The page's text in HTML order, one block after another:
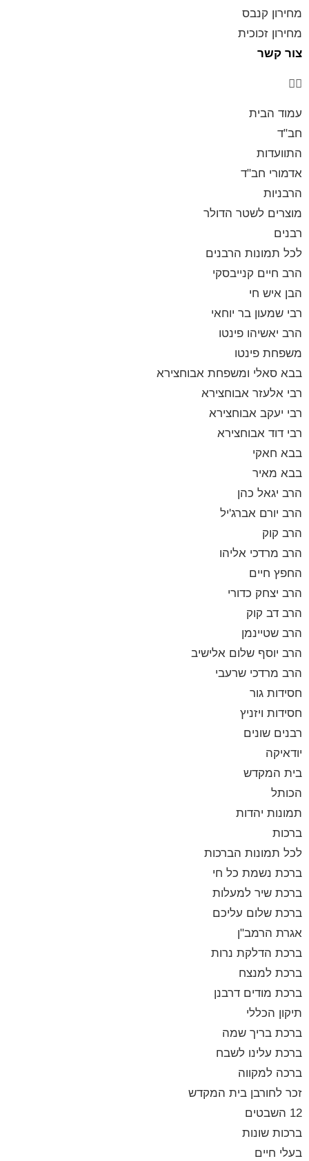
מחירון קנבס
מחירון זכוכית
צור קשר
עמוד הבית
חב"ד
התוועדות
אדמורי חב"ד
הרבניות
מוצרים לשטר הדולר
רבנים
לכל תמונות הרבנים
הרב חיים קנייבסקי
הבן איש חי
רבי שמעון בר יוחאי
הרב יאשיהו פינטו
משפחת פינטו
בבא סאלי ומשפחת אבוחצירא
רבי אלעזר אבוחצירא
רבי יעקב אבוחצירא
רבי דוד אבוחצירא
בבא חאקי
בבא מאיר
הרב יגאל כהן
הרב יורם אברג'יל
הרב קוק
הרב מרדכי אליהו
החפץ חיים
הרב יצחק כדורי
הרב דב קוק
הרב שטיינמן
הרב יוסף שלום אלישיב
הרב מרדכי שרעבי
חסידות גור
חסידות ויזניץ
רבנים שונים
יודאיקה
בית המקדש
הכותל
תמונות יהדות
ברכות
לכל תמונות הברכות
ברכת נשמת כל חי
ברכת שיר למעלות
ברכת שלום עליכם
אגרת הרמב"ן
ברכת הדלקת נרות
ברכת למנצח
ברכת מודים דרבנן
תיקון הכללי
ברכת בריך שמה
ברכת עלינו לשבח
ברכה למקווה
זכר לחורבן בית המקדש
12 השבטים
ברכות שונות
בעלי חיים